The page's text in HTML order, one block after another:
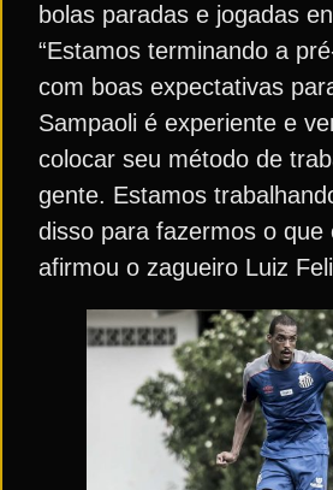
bolas paradas e jogadas
“Estamos terminando a
com boas expectativas
Sampaoli é experiente e
colocar seu método de
gente. Estamos
disso para fazermos o que
afirmou o zagueiro Luiz